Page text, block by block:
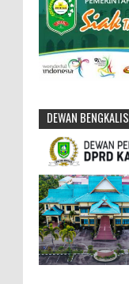
DEWAN BENGKALIS